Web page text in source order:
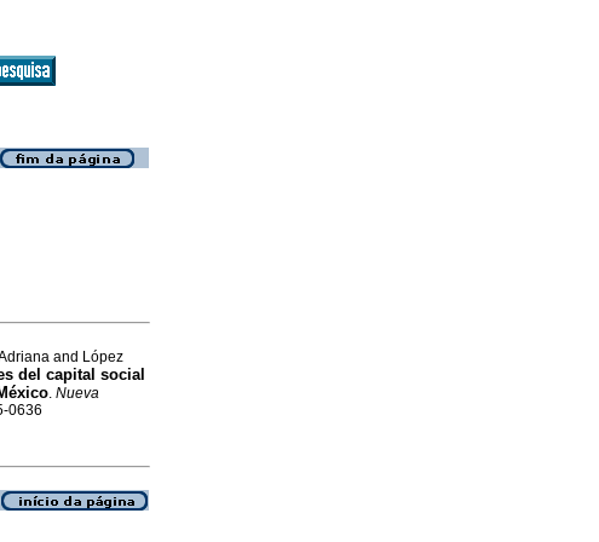
and López
del capital social
. Nueva
0636